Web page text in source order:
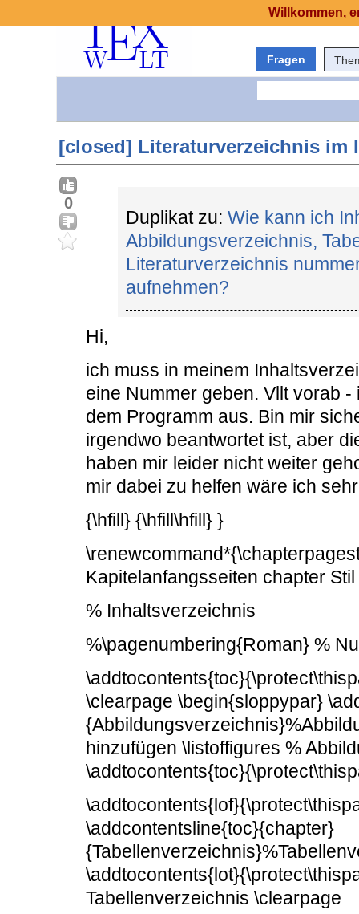
Fragen
[closed] Literaturverzeichnis im
0
Duplikat zu: Wie kann ich
Abbildungsverzeichnis,
Literaturverzeichnis
aufnehmen?
Hi,
ich muss in meinem
eine Nummer geben. Vllt vorab
dem Programm aus. Bin mir
irgendwo beantwortet ist, aber
haben mir leider nicht weiter
mir dabei zu helfen wäre ich
{\hfill} {\hfill\hfill} }
Kapitelanfangsseiten chapter
% Inhaltsverzeichnis
%\pagenumbering{Roman} %
\clearpage \begin{sloppypar}
hinzufügen \listoffigures %
\addcontentsline{toc}{chapter}
Tabellenverzeichnis \clearpage
Willkommen,